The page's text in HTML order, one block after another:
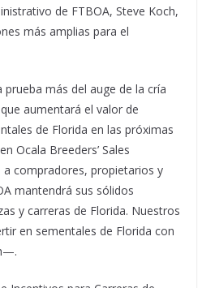
de FTBOA, Steve Koch,
más amplias para el
prueba más del auge de la cría
aumentará el valor de
de Florida en las próximas
Ocala Breeders’ Sales
a compradores, propietarios y
mantendrá sus sólidos
y carreras de Florida. Nuestros
en sementales de Florida con